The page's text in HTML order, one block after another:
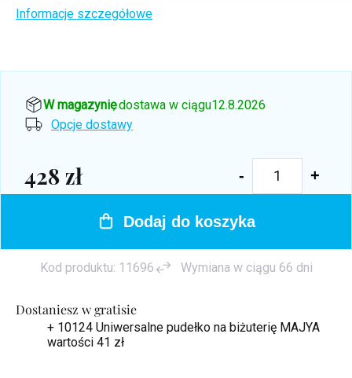
Dostaniesz w gratisie
+ 10124 Uniwersalne pudełko na biżuterię MAJYA
wartości 41 zł
Informacje szczegółowe
W magazynie, dostawa w ciągu12.8.2026
Opcje dostawy
428 zł
Cena
Dodaj do koszyka
Kod produktu: 11696 Wymiana w ciągu 66 dni